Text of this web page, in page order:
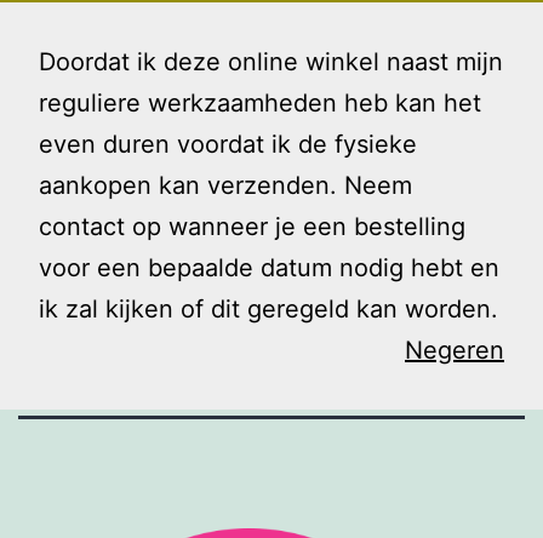
Doordat ik deze online winkel naast mijn
reguliere werkzaamheden heb kan het
even duren voordat ik de fysieke
aankopen kan verzenden. Neem
contact op wanneer je een bestelling
voor een bepaalde datum nodig hebt en
ik zal kijken of dit geregeld kan worden.
Negeren
naar
inhoud
Gezin
Gezin en Ik
kidsproof!